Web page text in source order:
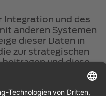
Integration und des
anderen Systemen
dieser Daten in
zur strategischen
und diese